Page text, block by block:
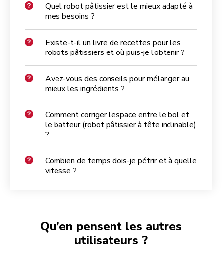
Quel robot pâtissier est le mieux adapté à
mes besoins ?
Existe-t-il un livre de recettes pour les
robots pâtissiers et où puis-je l’obtenir ?
Avez-vous des conseils pour mélanger au
mieux les ingrédients ?
Comment corriger l’espace entre le bol et
le batteur (robot pâtissier à tête inclinable)
?
Combien de temps dois-je pétrir et à quelle
vitesse ?
Qu’en pensent les autres
utilisateurs ?